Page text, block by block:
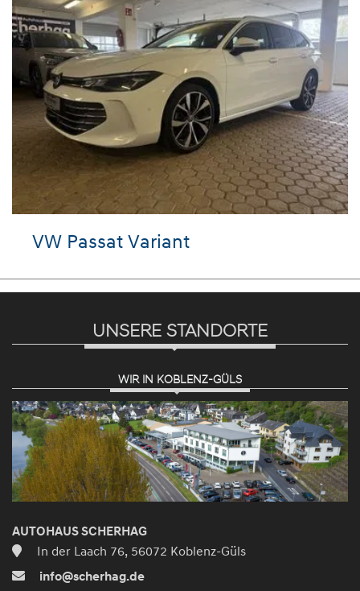
Passat Variant
UNSERE STANDORTE
WIR IN KOBLENZ-GÜLS
AUTOHAUS SCHERHAG
In der Laach 76, 56072 Koblenz-Güls
info@scherhag.de